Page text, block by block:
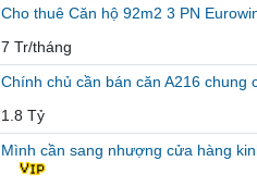
Cho thuê Căn hộ 92m2 3 PN
7 Tr/tháng
Chính chủ cần bán căn A216 chung
1.8 Tỷ
Mình cần sang nhượng cửa hàng